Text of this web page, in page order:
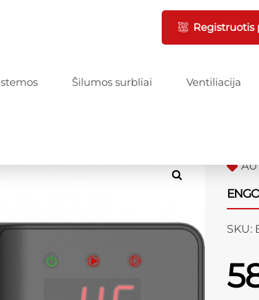
Registruotis
Šilumos surbliai Ventiliacija
SKU: